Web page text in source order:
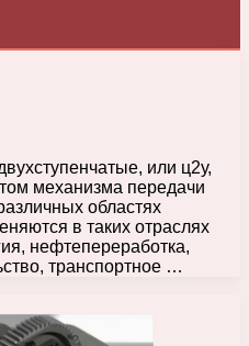
или ц2у,
механизма передачи
областях
в таких отраслях
нефтепереработка,
транспортное …